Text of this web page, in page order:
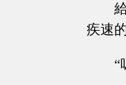
疾速
“